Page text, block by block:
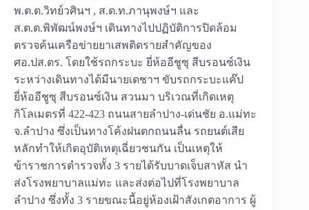
พ.ต.ต.วิทย์วศินฯ , ส.ต.ท.ภานุพงษ์ฯ และ
ส.ต.ต.พิพัฒน์พงษ์ฯ เดินทางไปปฏิบัติการปิดล้อม
ตรวจค้นเครือข่ายยาเสพติดรายสำคัญของ
ศอ.ปส.ตร. โดยใช้รถกระบะ ยี่ห้ออีชูซุ สีบรอนซ์เงิน
ระหว่างเดินทางได้มีนายเดชาฯ ขับรถกระบะแค๊ป
ยี่ห้ออีชูซุ สีบรอนซ์เงิน สวนมา บริเวณที่เกิดเหตุ
กิโลเมตรที่ 422-423 ถนนสายลำปาง-เด่นชัย อ.แม่ทะ
จ.ลำปาง ซึ่งเป็นทางโค้งฝนตกถนนลื่น รถยนต์เสีย
หลักทำให้เกิดอุบัติเหตุเฉี่ยวชนกัน เป็นเหตุให้
ข้าราชการตำรวจทั้ง 3 รายได้รับบาดเจ็บสาหัส นำ
ส่งโรงพยาบาลแม่ทะ และส่งต่อไปที่โรงพยาบาล
ลำปาง ซึ่งทั้ง 3 รายขณะนี้อยู่ห้องเฝ้าสังเกตอาการ ผู้